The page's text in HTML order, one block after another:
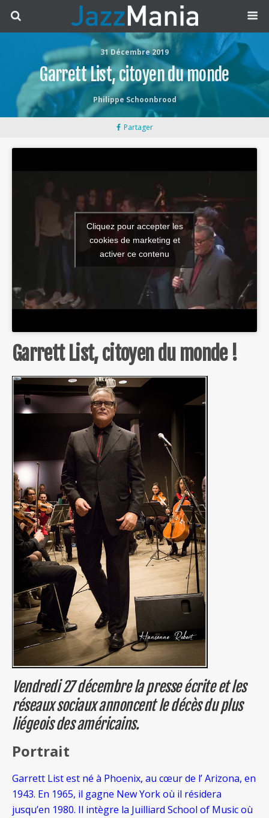
31 Décembre 2019
Garrett List, citoyen du monde
Philippe Schoonbrood
Partager
Cliquez pour accepter les
cookies de marketing et
activer ce contenu
Garrett List, citoyen du monde !
Vendredi 27 décembre la presse écrite et les
réseaux sociaux annoncent le décès du plus
liégeois des américains.
Portrait
Garrett List est né à Phoenix, au cœur de l’ Arizona, en
1943. En 1965, il gagne New York où il résidera
jusqu’en 1980. Il intègre la Juilliard School of Music où